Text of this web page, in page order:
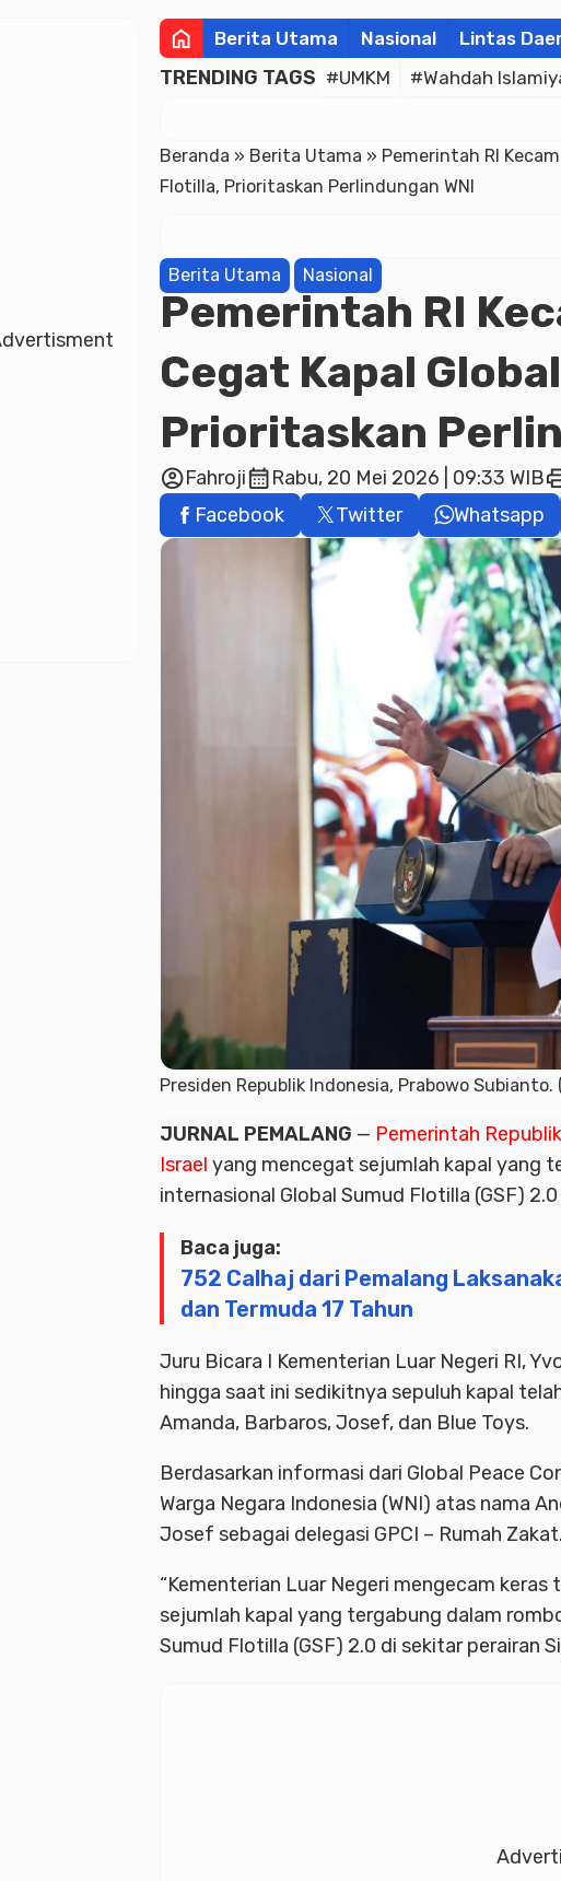
home Berita Utama Nasional Lintas
TRENDING TAGS #UMKM #Wahdah
Beranda » Berita Utama » Pemerintah RI
Flotilla, Prioritaskan Perlindungan WNI
Berita Utama Nasional
Pemerintah RI
Cegat Kapal
Prioritaskan
account_circleFahrojicalendar_monthRabu, 20 Mei 2026 | 09:33 WIB
Facebook
Twitter Whatsapp
Presiden Republik Indonesia, Prabowo
JURNAL PEMALANG — Pemerintah
Israel yang mencegat sejumlah kapal yang
internasional Global Sumud Flotilla (GSF)
Baca juga:
752 Calhaj dari Pemalang
dan Termuda 17 Tahun
Juru Bicara I Kementerian Luar Negeri RI,
hingga saat ini sedikitnya sepuluh kapal
Amanda, Barbaros, Josef, dan Blue Toys.
Berdasarkan informasi dari Global Peace
Warga Negara Indonesia (WNI) atas nama
Josef sebagai delegasi GPCI – Rumah Zakat.
“Kementerian Luar Negeri mengecam keras
sejumlah kapal yang tergabung dalam
Sumud Flotilla (GSF) 2.0 di sekitar perairan